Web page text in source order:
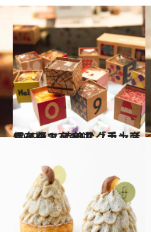
2019.11.24
保存版！ 渋谷スクランブルスクエア 旬な「手土産スイーツ」10選
ライフスタイル